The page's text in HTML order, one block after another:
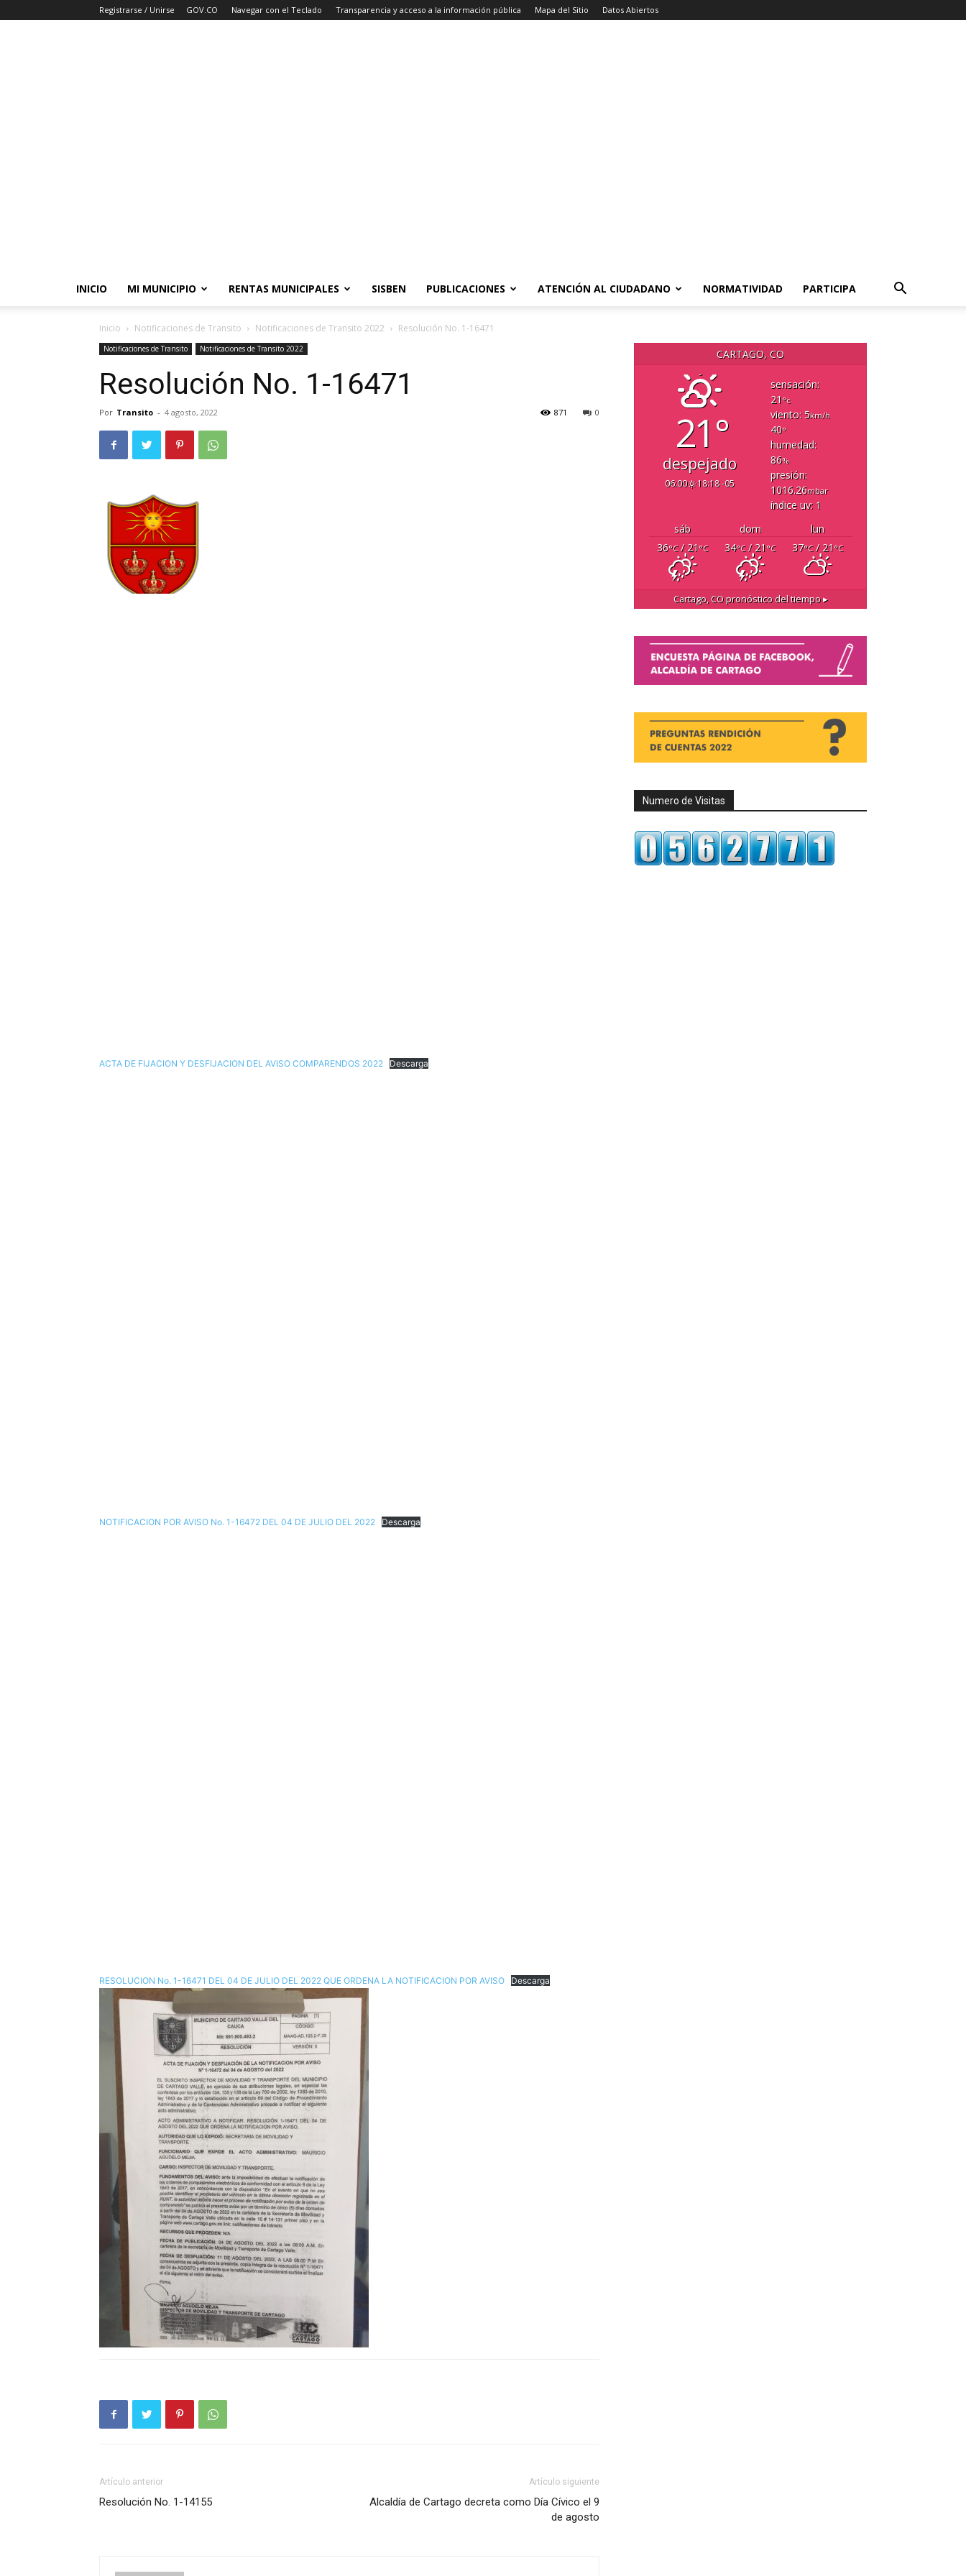
Registrarse / Unirse GOV.CO Navegar con el Teclado Transparencia y acceso a la información pública Mapa del Sitio Datos Abiertos
INICIO MI MUNICIPIO RENTAS MUNICIPALES SISBEN PUBLICACIONES ATENCIÓN AL CIUDADANO NORMATIVIDAD PARTICIPA
Inicio Notificaciones de Transito Notificaciones de Transito 2022 Resolución No. 1-16471
Notificaciones de Transito Notificaciones de Transito 2022
Resolución No. 1-16471
Por Transito - 4 agosto, 2022 0
871
ACTA DE FIJACION Y DESFIJACION DEL AVISO COMPARENDOS 2022 Descarga
NOTIFICACION POR AVISO No. 1-16472 DEL 04 DE JULIO DEL 2022 Descarga
RESOLUCION No. 1-16471 DEL 04 DE JULIO DEL 2022 QUE ORDENA LA NOTIFICACION POR AVISO Descarga
Artículo anterior
Resolución No. 1-14155
Artículo siguiente
Alcaldía de Cartago decreta como Día Cívico el 9
de agosto
CARTAGO, CO
21°
despejado
06:00 18:18 -05
sensación:
21 °c
viento: 5km/h
40°
humedad:
86%
presión:
1016.26mbar
índice uv: 1
sáb
dom
lun
36°C/ 21 °C 34°C/ 21 °C 37°C/ 21 °C
Cartago, COpronóstico del tiempo ▸
Numero de Visitas